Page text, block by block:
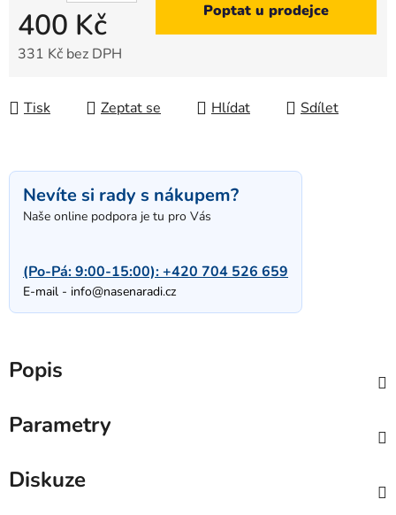
400 Kč
331 Kč bez DPH
Poptat u prodejce
Tisk Zeptat se Hlídat Sdílet
Nevíte si rady s nákupem?
Naše online podpora je tu pro Vás
(Po-Pá: 9:00-15:00):+420 704 526 659
E-mail - info@nasenaradi.cz
Popis
Parametry
Diskuze